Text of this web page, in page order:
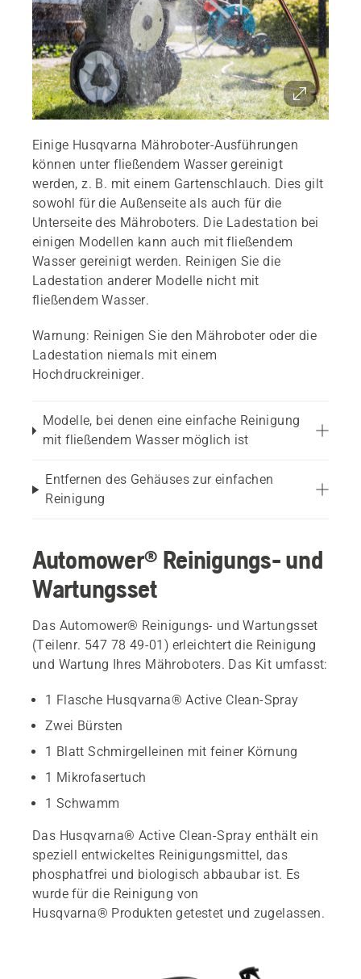
Einige Husqvarna Mähroboter-Ausführungen
können unter fließendem Wasser gereinigt
werden, z. B. mit einem Gartenschlauch. Dies gilt
sowohl für die Außenseite als auch für die
Unterseite des Mähroboters. Die Ladestation bei
einigen Modellen kann auch mit fließendem
Wasser gereinigt werden. Reinigen Sie die
Ladestation anderer Modelle nicht mit
fließendem Wasser.
Warnung: Reinigen Sie den Mähroboter oder die
Ladestation niemals mit einem
Hochdruckreiniger.
Modelle, bei denen eine einfache Reinigung
mit fließendem Wasser möglich ist
Entfernen des Gehäuses zur einfachen
Reinigung
Automower® Reinigungs- und
Wartungsset
Das Automower® Reinigungs- und Wartungsset
(Teilenr. 547 78 49-01) erleichtert die Reinigung
und Wartung Ihres Mähroboters. Das Kit umfasst:
1 Flasche Husqvarna® Active Clean-Spray
Zwei Bürsten
1 Blatt Schmirgelleinen mit feiner Körnung
1 Mikrofasertuch
1 Schwamm
Das Husqvarna® Active Clean-Spray enthält ein
speziell entwickeltes Reinigungsmittel, das
phosphatfrei und biologisch abbaubar ist. Es
wurde für die Reinigung von
Husqvarna® Produkten getestet und zugelassen.